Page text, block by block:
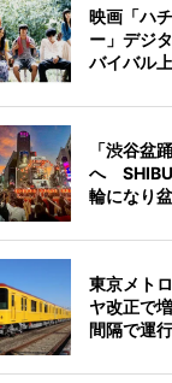
映画「ハ
ー」デジ
バイバル
「渋谷盆
へ
輪になり
東京メト
ヤ改正で
間隔で運